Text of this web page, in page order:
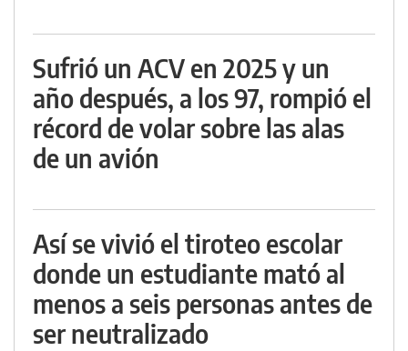
Sufrió un ACV en 2025 y un
año después, a los 97, rompió el
récord de volar sobre las alas
de un avión
Así se vivió el tiroteo escolar
donde un estudiante mató al
menos a seis personas antes de
ser neutralizado